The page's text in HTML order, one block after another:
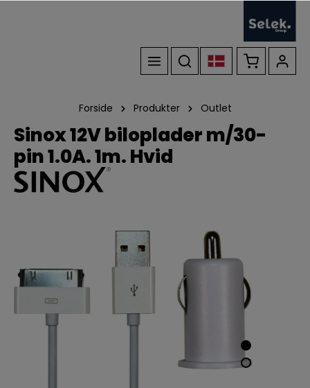
Forside Produkter Outlet
Sinox 12V biloplader m/30-
pin 1.0A. 1m. Hvid